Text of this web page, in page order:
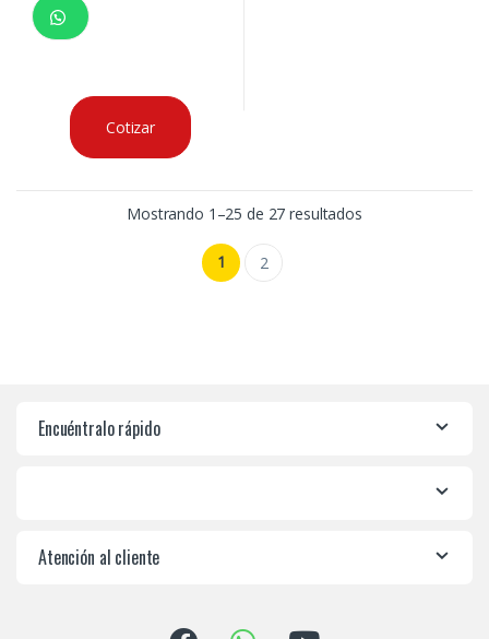
Cotizar
Mostrando 1–25 de 27 resultados
1 2
Encuéntralo rápido
Atención al cliente